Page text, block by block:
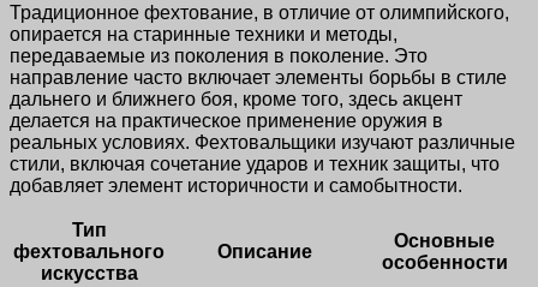
Традиционное фехтование, в отличие от олимпийского,
опирается на старинные техники и методы,
передаваемые из поколения в поколение. Это
направление часто включает элементы борьбы в стиле
дальнего и ближнего боя, кроме того, здесь акцент
делается на практическое применение оружия в
реальных условиях. Фехтовальщики изучают различные
стили, включая сочетание ударов и техник защиты, что
добавляет элемент историчности и самобытности.
Тип
фехтовального
искусства
Описание
Основные
особенности